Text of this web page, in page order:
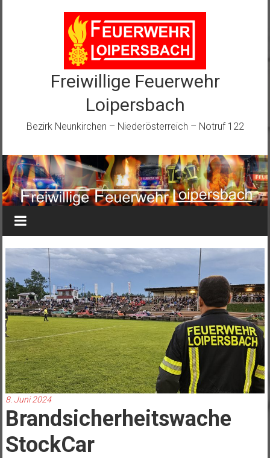
Freiwillige Feuerwehr
Loipersbach
Bezirk Neunkirchen – Niederösterreich – Notruf 122
8. Juni 2024
Brandsicherheitswache
StockCar